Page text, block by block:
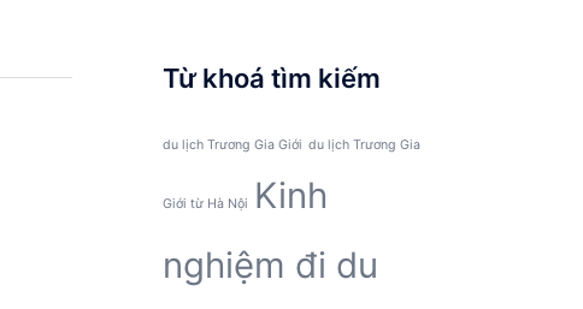
Từ khoá tìm kiếm
du lịch Trương Gia Giới du lịch Trương Gia
Giới từ Hà Nội
Kinh
nghiệm đi du